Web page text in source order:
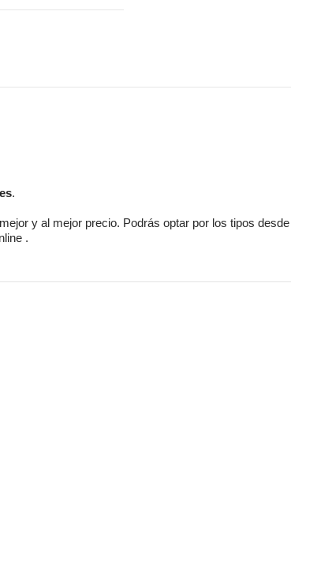
.
y al mejor precio. Podrás optar por los tipos desde
.